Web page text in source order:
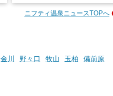
GIFT500円分をプレゼントい
ニフティ温泉ニュースTOPへ
金川 野々口 牧山 玉柏
備前原